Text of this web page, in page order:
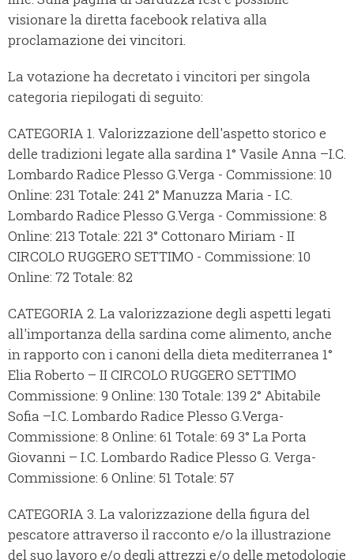
visionare la diretta facebook relativa alla
proclamazione dei vincitori.
La votazione ha decretato i vincitori per singola
categoria riepilogati di seguito:
CATEGORIA 1. Valorizzazione dell'aspetto storico e
delle tradizioni legate alla sardina 1° Vasile Anna –I.C.
Lombardo Radice Plesso G.Verga - Commissione: 10
Online: 231 Totale: 241 2° Manuzza Maria - I.C.
Lombardo Radice Plesso G.Verga - Commissione: 8
Online: 213 Totale: 221 3° Cottonaro Miriam - II
CIRCOLO RUGGERO SETTIMO - Commissione: 10
Online: 72 Totale: 82
CATEGORIA 2. La valorizzazione degli aspetti legati
all'importanza della sardina come alimento, anche
in rapporto con i canoni della dieta mediterranea 1°
Elia Roberto – II CIRCOLO RUGGERO SETTIMO
Commissione: 9 Online: 130 Totale: 139 2° Abitabile
Sofia –I.C. Lombardo Radice Plesso G.Verga-
Commissione: 8 Online: 61 Totale: 69 3° La Porta
Giovanni – I.C. Lombardo Radice Plesso G. Verga-
Commissione: 6 Online: 51 Totale: 57
CATEGORIA 3. La valorizzazione della figura del
pescatore attraverso il racconto e/o la illustrazione
del suo lavoro e/o degli attrezzi e/o delle metodologie